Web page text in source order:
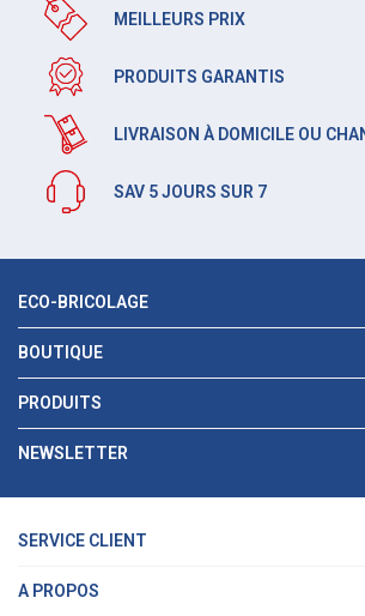
MEILLEURS PRIX
PRODUITS GARANTIS
LIVRAISON À DOMICILE OU
SAV 5 JOURS SUR 7
ECO-BRICOLAGE
BOUTIQUE
PRODUITS
NEWSLETTER
SERVICE CLIENT
A PROPOS